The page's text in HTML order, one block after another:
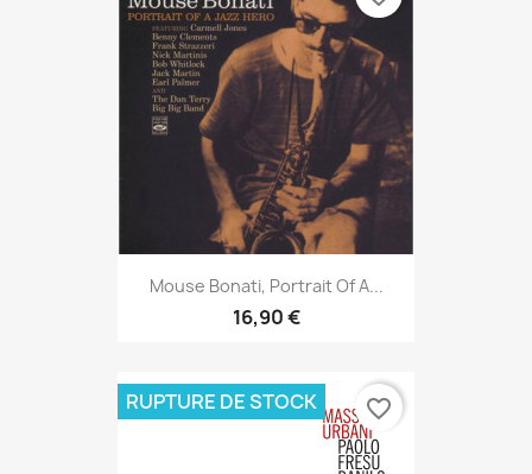
Mouse Bonati, Portrait Of A...
16,90 €
RUPTURE DE STOCK favorite_border